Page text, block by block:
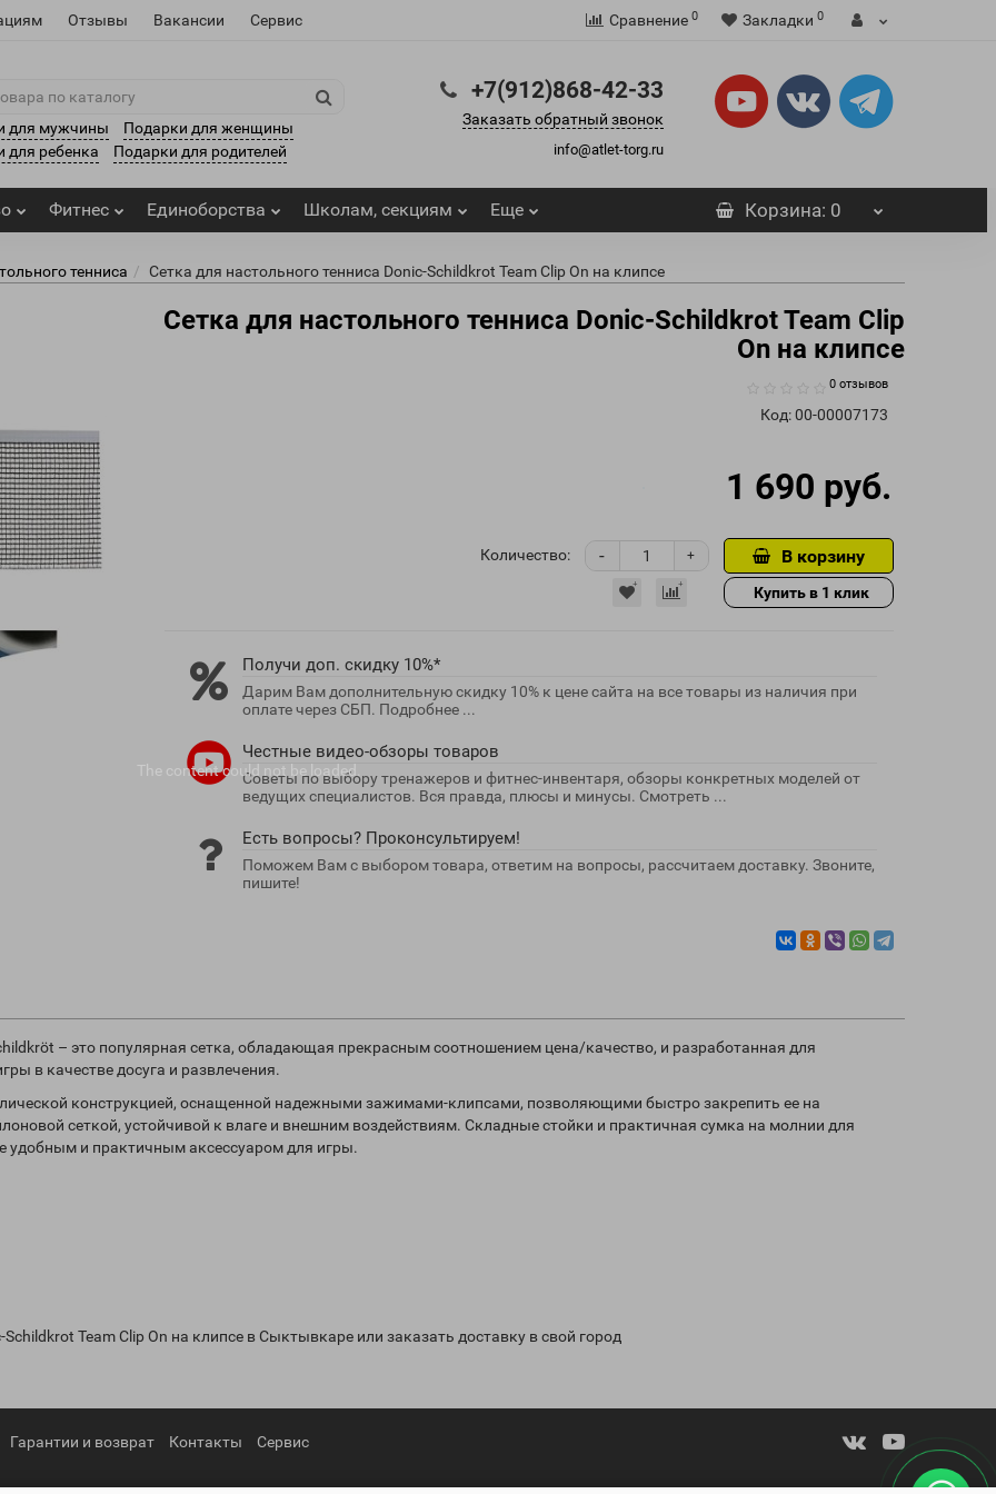
The contentcould not be loaded.
Отзывы Вакансии Сервис Сравнение 0 Закладки 0
для мужчины
Подарки для женщины
для ребенка
Подарки для родителей
+7(912)868-42-33
Заказать обратный звонок
info@atlet-torg.ru
Фитнес Единоборства Школам, секциям Еще Корзина: 0
тенниса Сетка для настольного тенниса Donic-Schildkrot Team Clip On на клипсе
Сетка для настольного тенниса Donic-Schildkrot Team Clip
On на клипсе
0 отзывов
Код:00-00007173
1 690 руб.
Количество: +
- В корзину
Купить в 1 клик
Получи доп. скидку 10%*
Дарим Вам дополнительную скидку 10% к цене сайта на все товары из наличия при
оплате через СБП. Подробнее ...
Честные видео-обзоры товаров
Советы по выбору тренажеров и фитнес-инвентаря, обзоры конкретных моделей от
ведущих специалистов. Вся правда, плюсы и минусы. Смотреть ...
Есть вопросы? Проконсультируем!
Поможем Вам с выбором товара, ответим на вопросы, рассчитаем доставку. Звоните,
пишите!
– это популярная сетка, обладающая прекрасным соотношением цена/качество, и разработанная для
в качестве досуга и развлечения.
конструкцией, оснащенной надежными зажимами-клипсами, позволяющими быстро закрепить ее на
сеткой, устойчивой к влаге и внешним воздействиям. Складные стойки и практичная сумка на молнии для
удобным и практичным аксессуаром для игры.
Team Clip On на клипсе в Сыктывкаре или заказать доставку в свой город
Гарантии и возврат Контакты Сервис